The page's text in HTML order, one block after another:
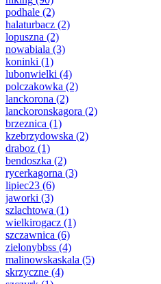
podhale (2)
halaturbacz (2)
lopuszna (2)
nowabiala (3)
koninki (1)
lubonwielki (4)
polczakowka (2)
lanckorona (2)
lanckoronskagora (2)
brzeznica (1)
kzebrzydowska (2)
draboz (1)
bendoszka (2)
rycerkagorna (3)
lipiec23 (6)
jaworki (3)
szlachtowa (1)
wielkirogacz (1)
szczawnica (6)
zielonybbss (4)
malinowskaskala (5)
skrzyczne (4)